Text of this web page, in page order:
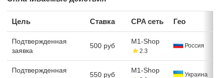
Цель Ставка CPA сеть Гео
Подтвержденная
заявка
500 руб
M1-Shop
2.3
Россия
Подтвержденная
550 руб
M1-Shop
Украина